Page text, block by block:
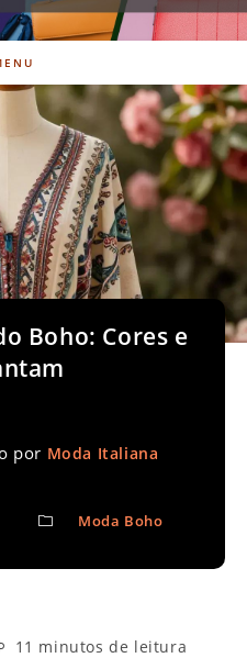
Boho: Cores e
por Moda Italiana
Moda Boho
11 minutos de leitura